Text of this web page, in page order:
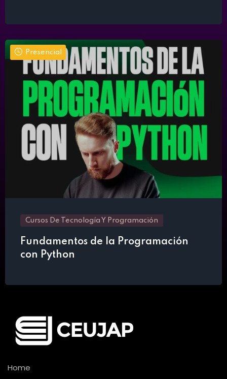
Presencial
Cursos De Tecnología Y Programación
Fundamentos de la Programación
con Python
Home